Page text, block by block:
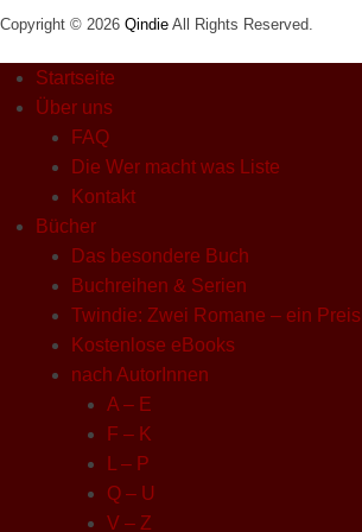
Copyright © 2026 Qindie All Rights Reserved.
Startseite
Über uns
FAQ
Die Wer macht was Liste
Kontakt
Bücher
Das besondere Buch
Buchreihen & Serien
Twindie: Zwei Romane – ein Preis
Kostenlose eBooks
nach AutorInnen
A – E
F – K
L – P
Q – U
V – Z